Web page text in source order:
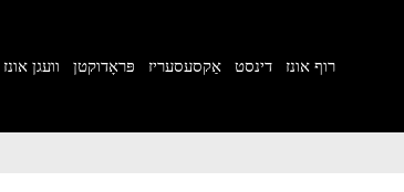
וועגן אונז פּראָדוקטן אַקסעסעריז דינסט רוף אונז